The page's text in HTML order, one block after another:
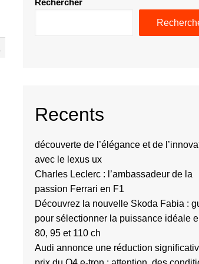
Rechercher
Recents
découverte de l’élégance et de
avec le lexus ux
Charles Leclerc : l’ambassadeur de la
passion Ferrari en F1
Découvrez la nouvelle Skoda Fabia :
pour sélectionner la puissance idéale
80, 95 et 110 ch
Audi annonce une réduction